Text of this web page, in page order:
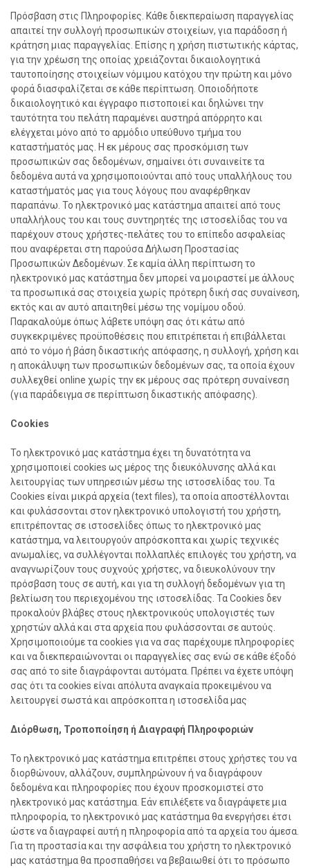
Πρόσβαση στις Πληροφορίες. Κάθε διεκπεραίωση παραγγελίας
απαιτεί την συλλογή προσωπικών στοιχείων, για παράδοση ή
κράτηση μιας παραγγελίας. Επίσης η χρήση πιστωτικής κάρτας,
για την χρέωση της οποίας χρειάζονται δικαιολογητικά
ταυτοποίησης στοιχείων νόμιμου κατόχου την πρώτη και μόνο
φορά διασφαλίζεται σε κάθε περίπτωση. Οποιοδήποτε
δικαιολογητικό και έγγραφο πιστοποιεί και δηλώνει την
ταυτότητα του πελάτη παραμένει αυστηρά απόρρητο και
ελέγχεται μόνο από το αρμόδιο υπεύθυνο τμήμα του
καταστήματός μας. Η εκ μέρους σας προσκόμιση των
προσωπικών σας δεδομένων, σημαίνει ότι συναινείτε τα
δεδομένα αυτά να χρησιμοποιούνται από τους υπαλλήλους του
καταστήματός μας για τους λόγους που αναφέρθηκαν
παραπάνω. Το ηλεκτρονικό μας κατάστημα απαιτεί από τους
υπαλλήλους του και τους συντηρητές της ιστοσελίδας του να
παρέχουν στους χρήστες-πελάτες του το επίπεδο ασφαλείας
που αναφέρεται στη παρούσα Δήλωση Προστασίας
Προσωπικών Δεδομένων. Σε καμία άλλη περίπτωση το
ηλεκτρονικό μας κατάστημα δεν μπορεί να μοιραστεί με άλλους
τα προσωπικά σας στοιχεία χωρίς πρότερη δική σας συναίνεση,
εκτός και αν αυτό απαιτηθεί μέσω της νομίμου οδού.
Παρακαλούμε όπως λάβετε υπόψη σας ότι κάτω από
συγκεκριμένες προϋποθέσεις που επιτρέπεται ή επιβάλλεται
από το νόμο ή βάση δικαστικής απόφασης, η συλλογή, χρήση και
η αποκάλυψη των προσωπικών δεδομένων σας, τα οποία έχουν
συλλεχθεί online χωρίς την εκ μέρους σας πρότερη συναίνεση
(για παράδειγμα σε περίπτωση δικαστικής απόφασης).
Cookies
Το ηλεκτρονικό μας κατάστημα έχει τη δυνατότητα να
χρησιμοποιεί cookies ως μέρος της διευκόλυνσης αλλά και
λειτουργίας των υπηρεσιών μέσω της ιστοσελίδας του. Τα
Cookies είναι μικρά αρχεία (text files), τα οποία απoστέλλονται
και φυλάσσονται στον ηλεκτρονικό υπολογιστή του χρήστη,
επιτρέποντας σε ιστοσελίδες όπως το ηλεκτρονικό μας
κατάστημα, να λειτουργούν απρόσκοπτα και χωρίς τεχνικές
ανωμαλίες, να συλλέγονται πολλαπλές επιλογές του χρήστη, να
αναγνωρίζουν τους συχνούς χρήστες, να διευκολύνουν την
πρόσβαση τους σε αυτή, και για τη συλλογή δεδομένων για τη
βελτίωση του περιεχομένου της ιστοσελίδας. Τα Cookies δεν
προκαλούν βλάβες στους ηλεκτρονικούς υπολογιστές των
χρηστών αλλά και στα αρχεία που φυλάσσονται σε αυτούς.
Χρησιμοποιούμε τα cookies για να σας παρέχουμε πληροφορίες
και να διεκπεραιώνονται οι παραγγελίες σας ενώ σε κάθε έξοδό
σας από το site διαγράφονται αυτόματα. Πρέπει να έχετε υπόψη
σας ότι τα cookies είναι απόλυτα αναγκαία προκειμένου να
λειτουργεί σωστά και απρόσκοπτα η ιστοσελίδα μας
Διόρθωση, Τροποποίηση ή Διαγραφή Πληροφοριών
Το ηλεκτρονικό μας κατάστημα επιτρέπει στους χρήστες του να
διορθώνουν, αλλάζουν, συμπληρώνουν ή να διαγράφουν
δεδομένα και πληροφορίες που έχουν προσκομιστεί στο
ηλεκτρονικό μας κατάστημα. Εάν επιλέξετε να διαγράψετε μια
πληροφορία, το ηλεκτρονικό μας κατάστημα θα ενεργήσει έτσι
ώστε να διαγραφεί αυτή η πληροφορία από τα αρχεία του άμεσα.
Για τη προστασία και την ασφάλεια του χρήστη το ηλεκτρονικό
μας κατάστημα θα προσπαθήσει να βεβαιωθεί ότι το πρόσωπο